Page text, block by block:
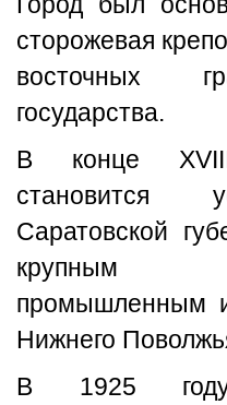
сторожевая
восточных
государства.
В конце
становится
Саратовской
крупным
промышленным
Нижнего
В 1925 году